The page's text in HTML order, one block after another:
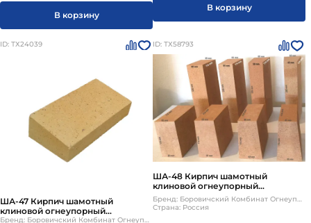
В корзину
В корзину
ID: ТХ24039
ША-47 Кирпич шамотный
клиновой огнеупорный
250х124х65/55мм Боровичи
Бренд: Боровичский Комбинат Огнеупоров
ID: ТХ58793
ША-48 Кирпич шамотный
клиновой огнеупорный
250х124х65/55мм Боровичи
Бренд: Боровичский Комбинат Огнеупоров
Страна: Россия